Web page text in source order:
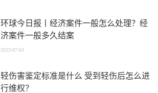
环球今日报丨经济案件一般怎么处理？经
济案件一般多久结案
2023-07-03
轻伤害鉴定标准是什么 受到轻伤后怎么进
行维权？